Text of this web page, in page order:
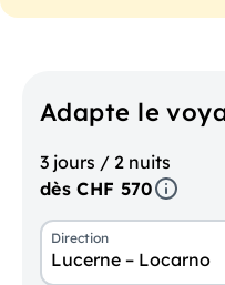
Adapte le
3 jours / 2 nuits
dès CHF 570
Direction
Lucerne – Locarno